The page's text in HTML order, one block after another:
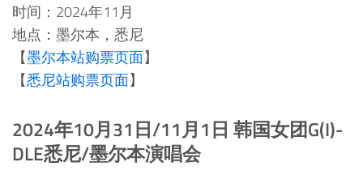
时间：2024年11月
地点：墨尔本，悉尼
【墨尔本站购票页面】
【悉尼站购票页面】
2024年10月31日/11月1日 韩国女团G(I)-
DLE悉尼/墨尔本演唱会